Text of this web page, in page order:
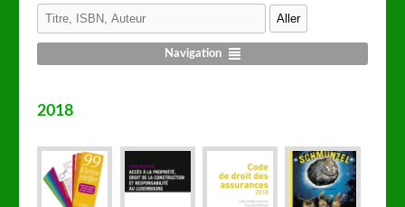
Navigation
2018